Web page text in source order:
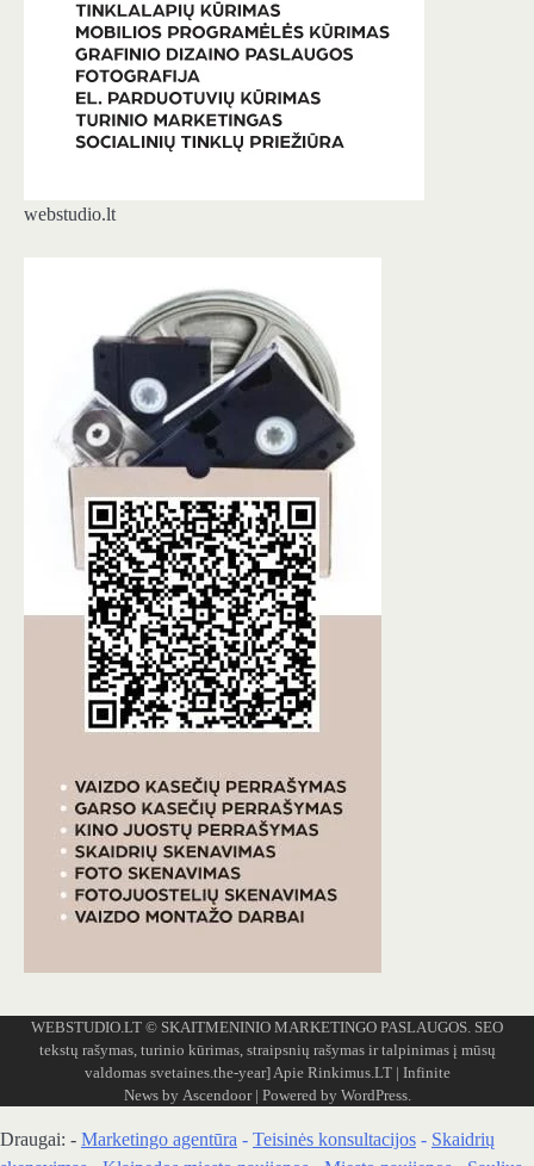
webstudio.lt
WEBSTUDIO.LT © SKAITMENINIO MARKETINGO PASLAUGOS. SEO
tekstų rašymas, turinio kūrimas, straipsnių rašymas ir talpinimas į mūsų
valdomas svetaines.the-year]Apie Rinkimus.LT| Infinite
News by Ascendoor| Powered by WordPress.
Draugai: - Marketingo agentūra - Teisinės konsultacijos - Skaidrių